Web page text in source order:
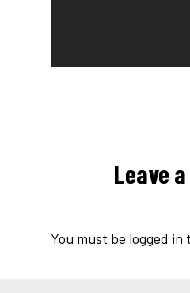
Leave
You must be logged in